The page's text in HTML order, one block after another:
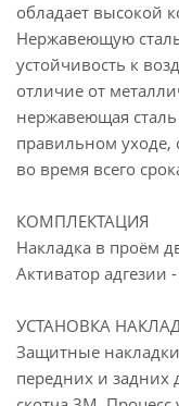
обладает высокой
Нержавеющую
устойчивость к
отличие от
нержавеющая
правильном уходе,
во время всего
КОМПЛЕКТАЦИЯ
Накладка в проём
Активатор адгезии
УСТАНОВКА
Защитные
передних и